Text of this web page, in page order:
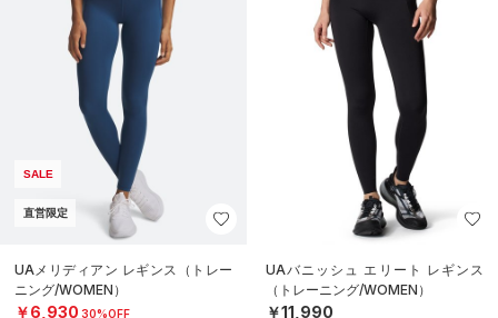
SALE
直営限定
UAメリディアン レギンス（トレー
ニング/WOMEN）
￥6,930 30%OFF
UAバニッシュ エリート レギンス
（トレーニング/WOMEN）
￥11,990